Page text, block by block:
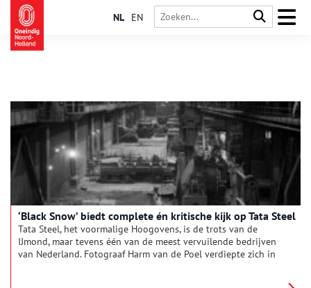
NL EN
‘Black Snow’ biedt complete én kritische kijk op Tata Steel
Tata Steel, het voormalige Hoogovens, is de trots van de
IJmond, maar tevens één van de meest vervuilende bedrijven
van Nederland. Fotograaf Harm van de Poel verdiepte zich in